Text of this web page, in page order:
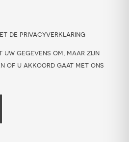
de privacyverklaring
uw gegevens om, maar zijn
of u akkoord gaat met ons